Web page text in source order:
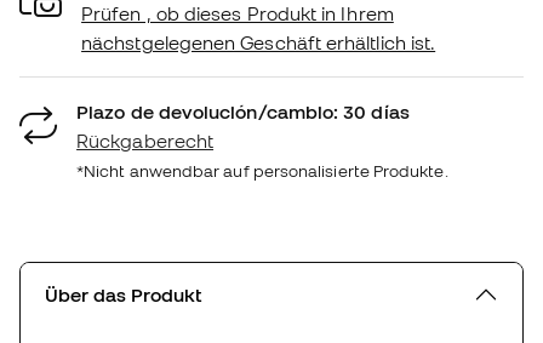
Prüfen , ob dieses Produkt in Ihrem
nächstgelegenen Geschäft erhältlich ist.
Plazo de devolución/cambio: 30 días
Rückgaberecht
*Nicht anwendbar auf personalisierte Produkte.
Über das Produkt